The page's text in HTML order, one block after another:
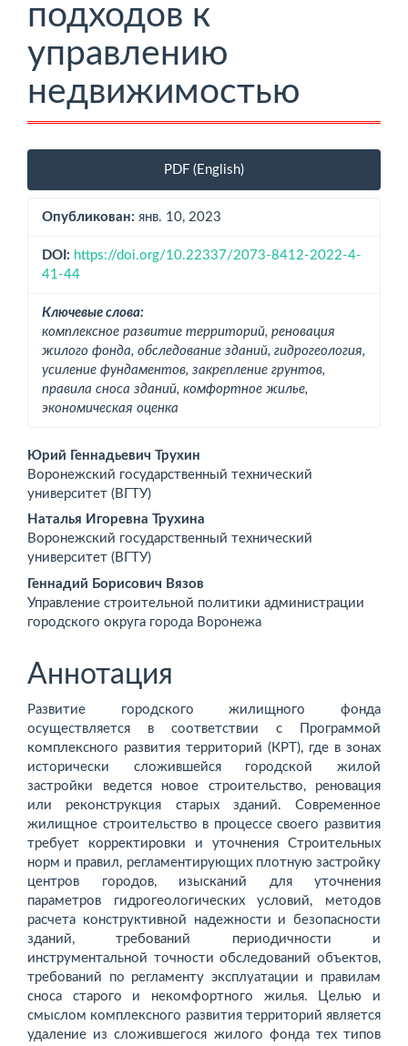
подходов к
управлению
недвижимостью
Боковая
панель
статьи
PDF (English)
Опубликован: янв. 10, 2023
DOI: https://doi.org/10.22337/2073-8412-2022-4-
41-44
Ключевые слова:
комплексное развитие территорий, реновация
жилого фонда, обследование зданий, гидрогеология,
усиление фундаментов, закрепление грунтов,
правила сноса зданий, комфортное жилье,
экономическая оценка
Основное
содержимое
статьи
Юрий Геннадьевич Трухин
Воронежский государственный технический
университет (ВГТУ)
Наталья Игоревна Трухина
Воронежский государственный технический
университет (ВГТУ)
Геннадий Борисович Вязов
Управление строительной политики администрации
городского округа города Воронежа
Аннотация
Развитие городского жилищного фонда
осуществляется в соответствии с Программой
комплексного развития территорий (КРТ), где в зонах
исторически сложившейся городской жилой
застройки ведется новое строительство, реновация
или реконструкция старых зданий. Современное
жилищное строительство в процессе своего развития
требует корректировки и уточнения Строительных
норм и правил, регламентирующих плотную застройку
центров городов, изысканий для уточнения
параметров гидрогеологических условий, методов
расчета конструктивной надежности и безопасности
зданий, требований периодичности и
инструментальной точности обследований объектов,
требований по регламенту эксплуатации и правилам
сноса старого и некомфортного жилья. Целью и
смыслом комплексного развития территорий является
удаление из сложившегося жилого фонда тех типов